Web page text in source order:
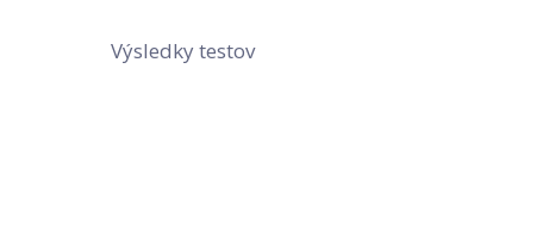
Výsledky testov